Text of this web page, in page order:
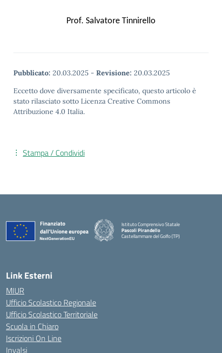
Prof. Salvatore Tinnirello
Pubblicato: 20.03.2025 - Revisione: 20.03.2025
Eccetto dove diversamente specificato, questo articolo è
stato rilasciato sotto Licenza Creative Commons
Attribuzione 4.0 Italia.
Stampa / Condividi
Istituto Comprensivo Statale
Pascoli Pirandello
Castellammare del Golfo (TP)
Link Esterni
MIUR
Ufficio Scolastico Regionale
Ufficio Scolastico Territoriale
Scuola in Chiaro
Iscrizioni On Line
Invalsi